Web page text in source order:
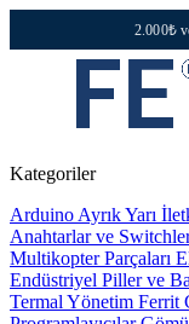
2.000₺
Kategoriler
Arduino Ayrık Yarı
Anahtarlar ve
Multikopter Parçaları
Endüstriyel Piller ve
Termal Yönetim Ferrit